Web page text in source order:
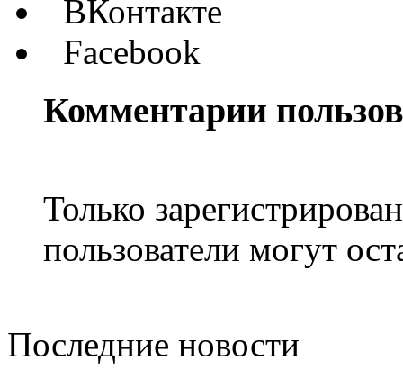
ВКонтакте
Facebook
Комментарии
Только
пользователи могут
Последние новости